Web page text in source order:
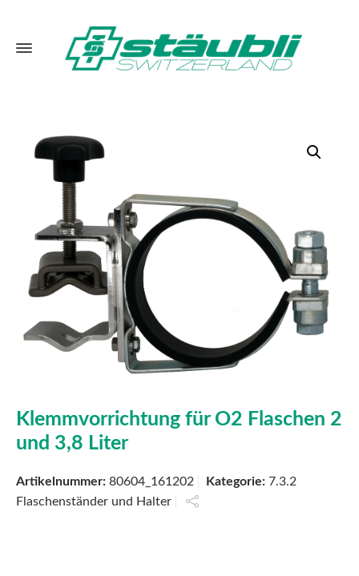
Klemmvorrichtung für O2 Flaschen 2
und 3,8 Liter
Artikelnummer: 80604_161202 Kategorie: 7.3.2
Flaschenständer und Halter